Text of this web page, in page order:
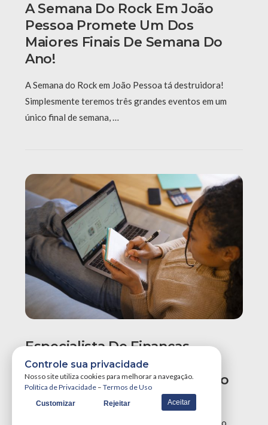
A Semana Do Rock Em João
Pessoa Promete Um Dos
Maiores Finais De Semana Do
Ano!
A Semana do Rock em João Pessoa tá destruidora!
Simplesmente teremos três grandes eventos em um
único final de semana, …
Especialista De Finanças
Recomenda Revisão Do
Orçamento Para Evitar Aperto
No Fim Do Ano
Especialistas em finanças recomendam uma revisão
Controle sua privacidade
Nosso site utiliza cookies para melhorar a navegação.
Política de Privacidade – Termos de Uso
Customizar Rejeitar Aceitar